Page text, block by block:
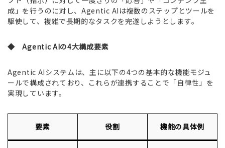
成」を行うのに対し、Agentic AIは複数のステップとツールを
駆使して、複雑で長期的なタスクを完遂しようとします。
◆ Agentic AIの4大構成要素
Agentic AIシステムは、主に以下の4つの基本的な機能モジュ
ールで構成されており、これらが連携することで「自律性」を
実現しています。
要素 役割 機能の具体例